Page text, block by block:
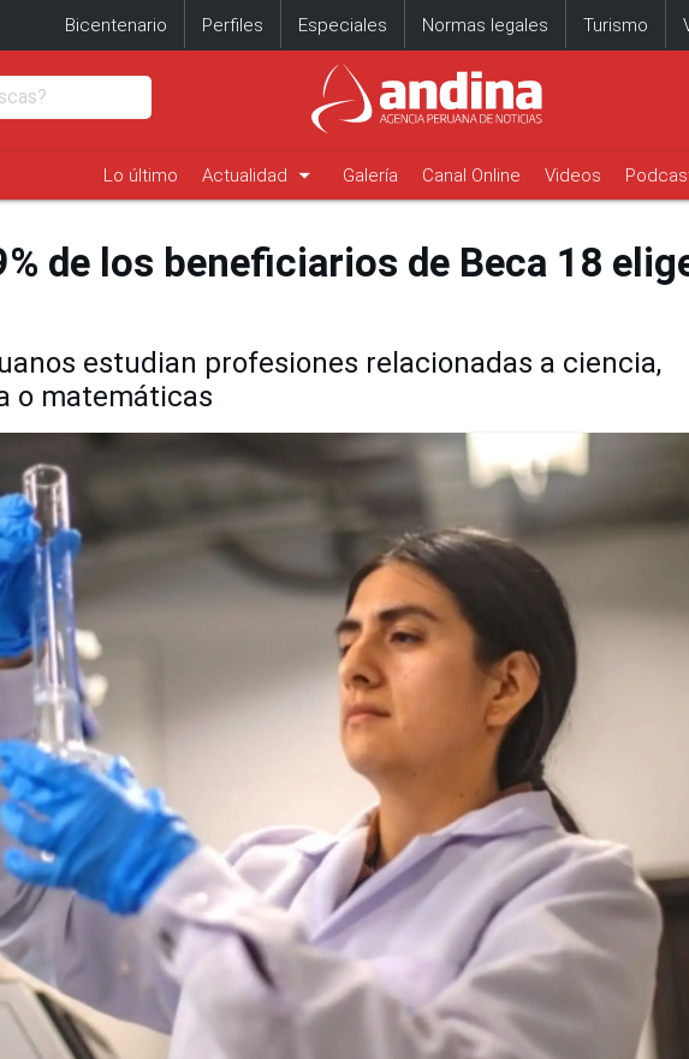
Bicentenario Perfiles Especiales Normas legales Turismo
Lo último Actualidad arrow_drop_down Galería Canal Online Videos
de los beneficiarios de Beca 18
estudian profesiones relacionadas a ciencia,
o matemáticas